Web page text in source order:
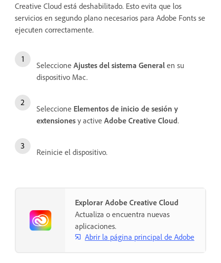
Creative Cloud está deshabilitado. Esto evita que los
servicios en segundo plano necesarios para Adobe Fonts se
ejecuten correctamente.
Seleccione Ajustes del sistema General en su
dispositivo Mac.
Seleccione Elementos de inicio de sesión y
extensiones y active Adobe Creative Cloud.
Reinicie el dispositivo.
Explorar Adobe Creative Cloud
Actualiza o encuentra nuevas
aplicaciones.
Abrir la página principal de Adobe